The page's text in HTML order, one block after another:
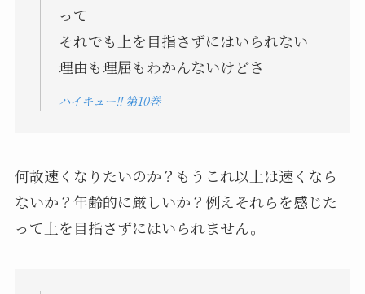
って
それでも上を目指さずにはいられない
理由も理屈もわかんないけどさ
ハイキュー!! 第10巻
何故速くなりたいのか？もうこれ以上は速くなら
ないか？年齢的に厳しいか？例えそれらを感じた
って上を目指さずにはいられません。